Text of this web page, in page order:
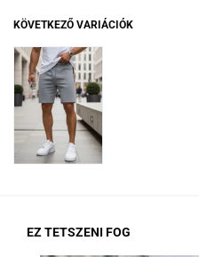
KÖVETKEZŐ VARIÁCIÓK
EZ TETSZENI FOG